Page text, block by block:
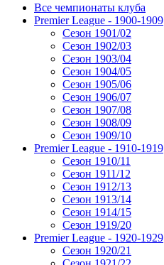
Все чемпионаты клуба
Premier League - 1900-1909
Сезон 1901/02
Сезон 1902/03
Сезон 1903/04
Сезон 1904/05
Сезон 1905/06
Сезон 1906/07
Сезон 1907/08
Сезон 1908/09
Сезон 1909/10
Premier League - 1910-1919
Сезон 1910/11
Сезон 1911/12
Сезон 1912/13
Сезон 1913/14
Сезон 1914/15
Сезон 1919/20
Premier League - 1920-1929
Сезон 1920/21